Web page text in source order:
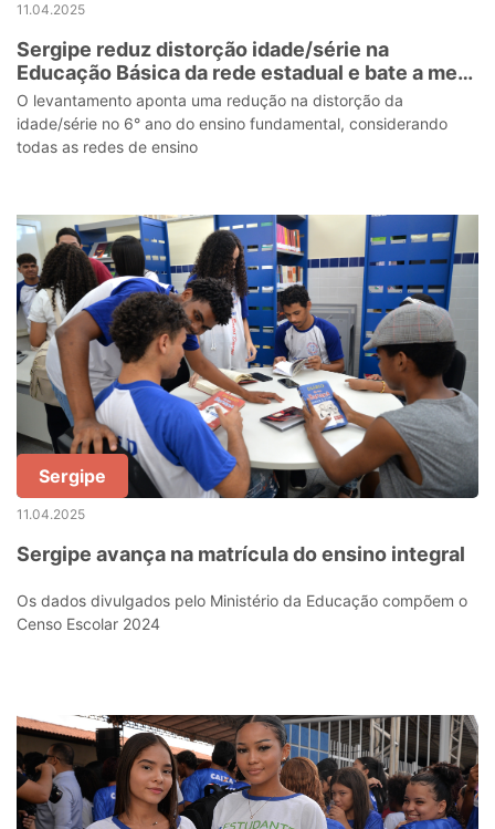
11.04.2025
Sergipe reduz distorção idade/série na
Educação Básica da rede estadual e bate a meta
do plano nacional
O levantamento aponta uma redução na distorção da
idade/série no 6° ano do ensino fundamental, considerando
todas as redes de ensino
Sergipe
11.04.2025
Sergipe avança na matrícula do ensino integral
Os dados divulgados pelo Ministério da Educação compõem o
Censo Escolar 2024